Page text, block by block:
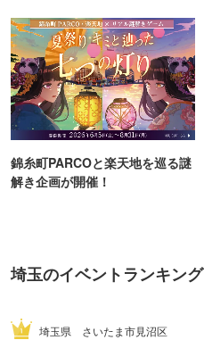
錦糸町PARCOと楽天地を巡る謎
解き企画が開催！
埼玉のイベントランキング
埼玉県 さいたま市見沼区